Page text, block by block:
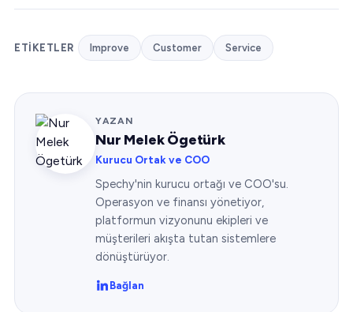
ETIKETLER Improve Customer Service
YAZAN
Nur Melek Ögetürk
Kurucu Ortak ve COO
Spechy'nin kurucu ortağı ve COO'su.
Operasyon ve finansı yönetiyor,
platformun vizyonunu ekipleri ve
müşterileri akışta tutan sistemlere
dönüştürüyor.
Bağlan